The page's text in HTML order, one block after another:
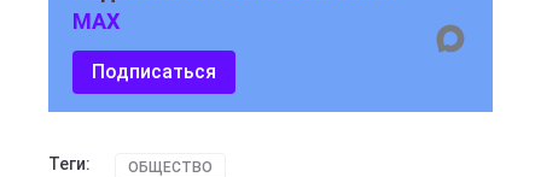
MAX
Подписаться
Теги: ОБЩЕСТВО